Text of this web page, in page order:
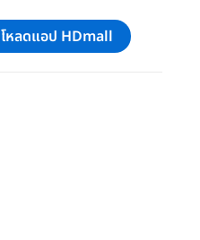
โหลดแอป HDmall